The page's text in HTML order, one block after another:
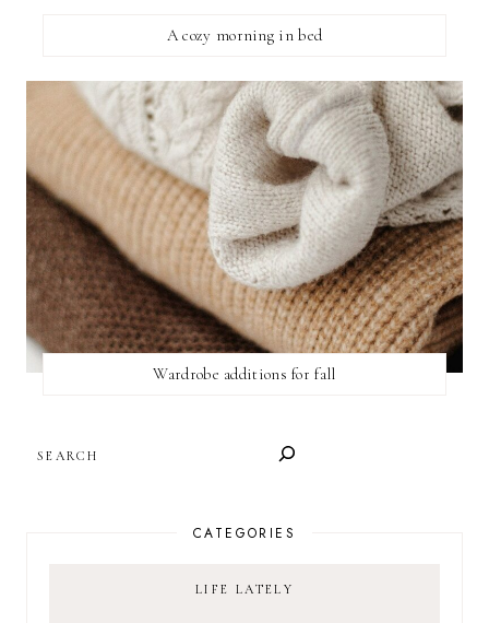
A cozy morning in bed
Wardrobe additions for fall
CATEGORIES
LIFE LATELY